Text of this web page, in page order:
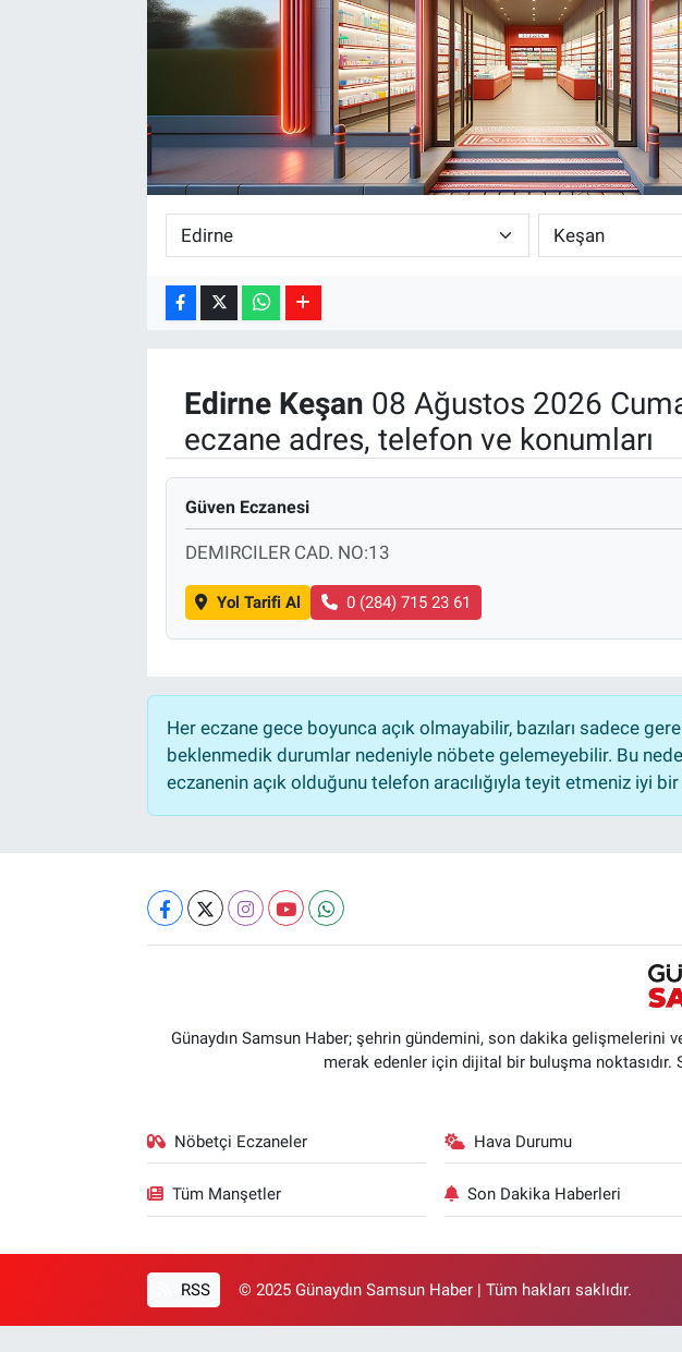
Edirne Keşan 08 Ağustos 2026
eczane adres, telefon ve konumları
Güven Eczanesi
DEMIRCILER CAD. NO:13
Yol Tarifi Al 0 (284) 715 23 61
Her eczane gece boyunca açık olmayabilir, bazıları sadece
beklenmedik durumlar nedeniyle nöbete gelemeyebilir. Bu
eczanenin açık olduğunu telefon aracılığıyla teyit etmeniz iyi
Günaydın Samsun Haber; şehrin gündemini, son dakika gelişmelerini
merak edenler için dijital bir buluşma
Nöbetçi Eczaneler Hava Durumu
Tüm Manşetler Son Dakika Haberleri
RSS © 2025 Günaydın Samsun Haber | Tüm hakları saklıdır.